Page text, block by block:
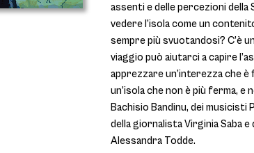
3
giugno
2026
quantità
assenti e delle percezioni della
vedere l’isola come un
sempre più svuotandosi? C’è
viaggio può aiutarci a capire
apprezzare un’interezza che
un’isola che non è più ferma,
Bachisio Bandinu, dei
della giornalista Virginia Saba
Alessandra Todde.